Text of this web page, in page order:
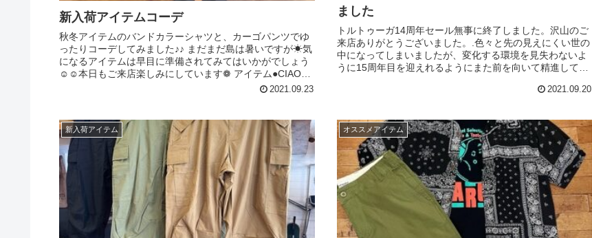
新入荷アイテムコーデ
秋冬アイテムのバンドカラーシャツと、カーゴパンツでゆ
ったりコーデしてみました♪♪ まだまだ島は暑いですが☀︎気
になるアイテムは早目に準備されてみてはいかがでしょう
☺︎︎︎︎☺︎︎︎︎本日もご来店楽しみにしています❁︎ アイテム●CIAOバ
2021.09.23
ました
トルトゥーガ14周年セール無事に終了しました。沢山のご
来店ありがとうございました。.色々と先の見えにくい世の
中になってしまいましたが、変化する環境を見失わないよ
うに15周年目を迎えれるようにまた前を向いて精進して参
2021.09.20
新入荷アイテム オススメアイテム